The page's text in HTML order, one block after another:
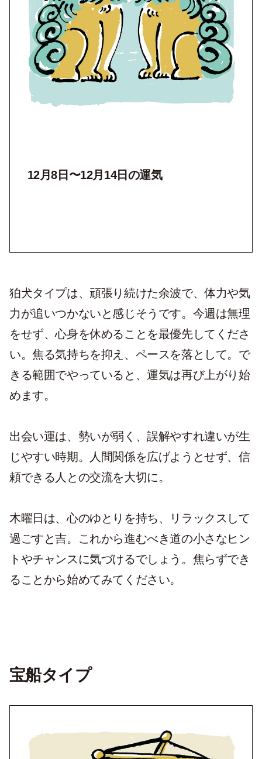
12月8日〜12月14日の運気
狛犬タイプは、頑張り続けた余波で、体力や気
力が追いつかないと感じそうです。今週は無理
をせず、心身を休めることを最優先してくださ
い。焦る気持ちを抑え、ペースを落として。で
きる範囲でやっていると、運気は再び上がり始
めます。
出会い運は、勢いが弱く、誤解やすれ違いが生
じやすい時期。人間関係を広げようとせず、信
頼できる人との交流を大切に。
木曜日は、心のゆとりを持ち、リラックスして
過ごすと吉。これから進むべき道の小さなヒン
トやチャンスに気づけるでしょう。焦らずでき
ることから始めてみてください。
宝船タイプ